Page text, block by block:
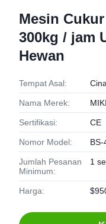
Mesin
300kg / jam
Hewan
Tempat Asal: Cina
Nama Merek:
Sertifikasi: CE
Nomor Model:
Jumlah Pesanan
Minimum:
1
Harga: